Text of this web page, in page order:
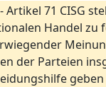
- Artikel 71 CISG
Handel zu
der Parteien